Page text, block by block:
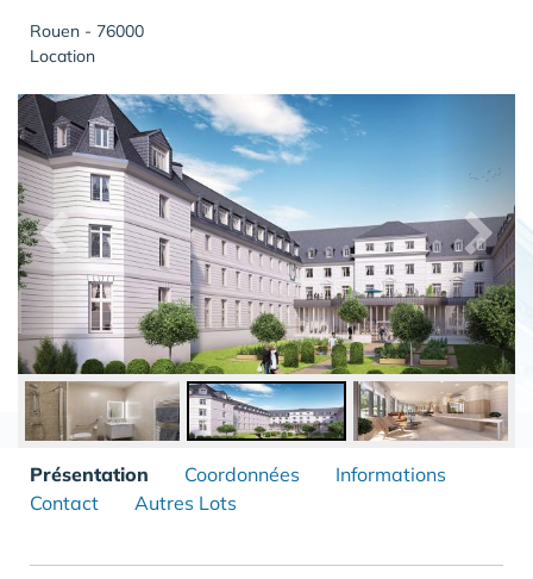
Rouen - 76000
Location
Présentation Coordonnées
Informations
Contact
Autres Lots